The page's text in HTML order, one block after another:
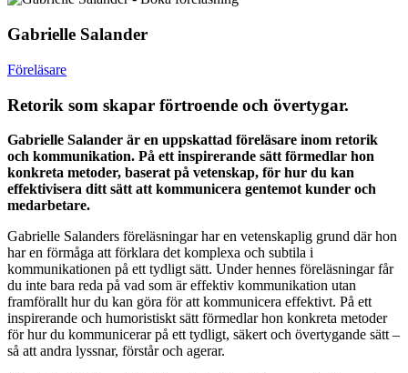
Gabrielle Salander
Föreläsare
Retorik som skapar förtroende och övertygar.
Gabrielle Salander är en uppskattad föreläsare inom retorik
och kommunikation. På ett inspirerande sätt förmedlar hon
konkreta metoder, baserat på vetenskap, för hur du kan
effektivisera ditt sätt att kommunicera gentemot kunder och
medarbetare.
Gabrielle Salanders föreläsningar har en vetenskaplig grund där hon
har en förmåga att förklara det komplexa och subtila i
kommunikationen på ett tydligt sätt. Under hennes föreläsningar får
du inte bara reda på vad som är effektiv kommunikation utan
framförallt hur du kan göra för att kommunicera effektivt. På ett
inspirerande och humoristiskt sätt förmedlar hon konkreta metoder
för hur du kommunicerar på ett tydligt, säkert och övertygande sätt –
så att andra lyssnar, förstår och agerar.